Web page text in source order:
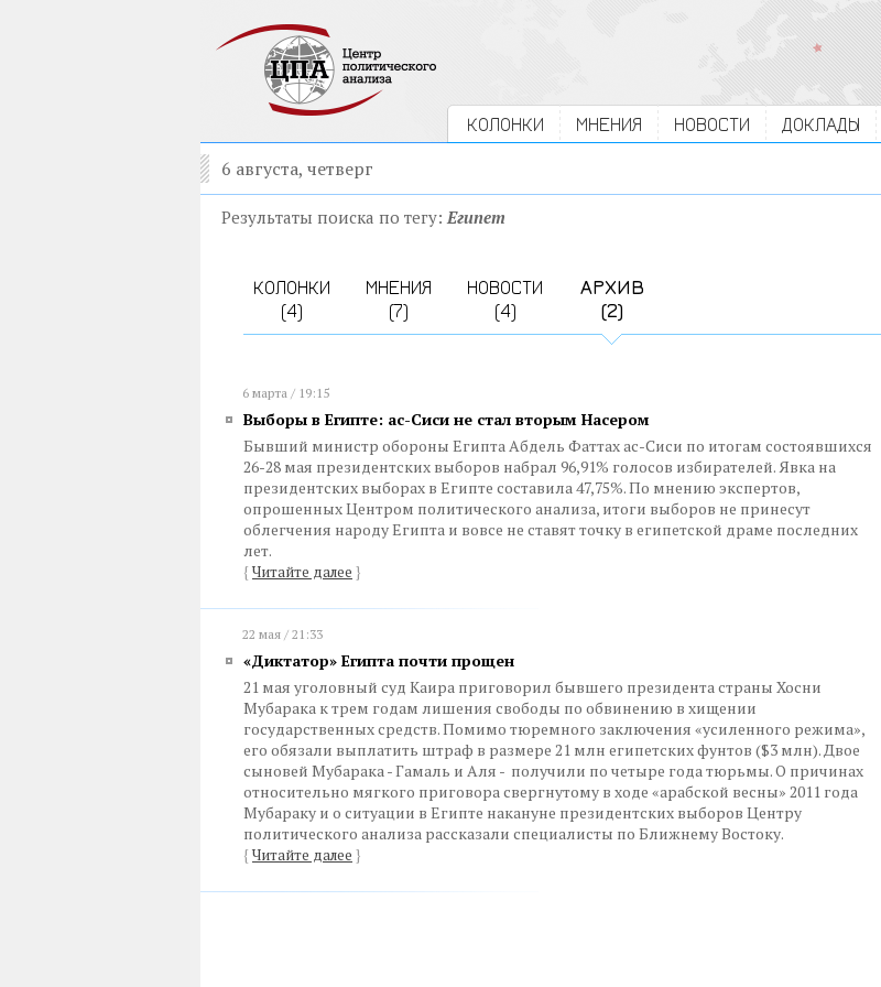
КОЛОНКИ МНЕНИЯ НОВОСТИ ДОКЛАДЫ
6 августа, четверг
Результаты поиска по тегу:Египет
КОЛОНКИ
(4)
МНЕНИЯ
(7)
НОВОСТИ
(4)
АРХИВ
(2)
6 марта / 19:15
Выборы в Египте: ас-Сиси не стал вторым Насером
Бывший министр обороны Египта Абдель Фаттах ас-Сиси по итогам состоявшихся
26-28 мая президентских выборов набрал 96,91% голосов избирателей. Явка на
президентских выборах в Египте составила 47,75%. По мнению экспертов,
опрошенных Центром политического анализа, итоги выборов не принесут
облегчения народу Египта и вовсе не ставят точку в египетской драме последних
лет.
{ Читайте далее }
22 мая / 21:33
«Диктатор» Египта почти прощен
21 мая уголовный суд Каира приговорил бывшего президента страны Хосни
Мубарака к трем годам лишения свободы по обвинению в хищении
государственных средств. Помимо тюремного заключения «усиленного режима»,
его обязали выплатить штраф в размере 21 млн египетских фунтов ($3 млн). Двое
сыновей Мубарака - Гамаль и Аля - получили по четыре года тюрьмы. О причинах
относительно мягкого приговора свергнутому в ходе «арабской весны» 2011 года
Мубараку и о ситуации в Египте накануне президентских выборов Центру
политического анализа рассказали специалисты по Ближнему Востоку.
{ Читайте далее }